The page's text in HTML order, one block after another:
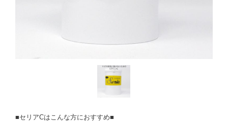
■セリアCはこんな方におすすめ■